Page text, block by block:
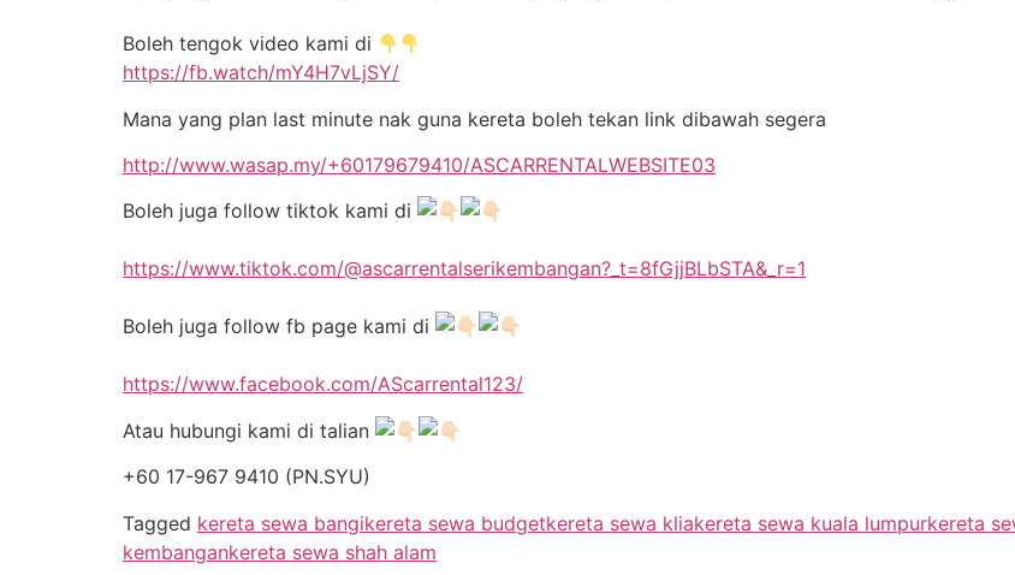
Boleh tengok video kami di
https://fb.watch/mY4H7vLjSY/
Mana yang plan last minute nak guna kereta boleh tekan link dibawah segera
http://www.wasap.my/+60179679410/ASCARRENTALWEBSITE03
Boleh juga follow tiktok kami di
https://www.tiktok.com/@ascarrentalserikembangan?_t=8fGjjBLbSTA&_r=1
Boleh juga follow fb page kami di
https://www.facebook.com/AScarrental123/
Atau hubungi kami di talian
+60 17-967 9410 (PN.SYU)
Tagged kereta sewa bangikereta sewa budgetkereta sewa kliakereta sewa kuala lumpurkereta
kembangankereta sewa shah alam